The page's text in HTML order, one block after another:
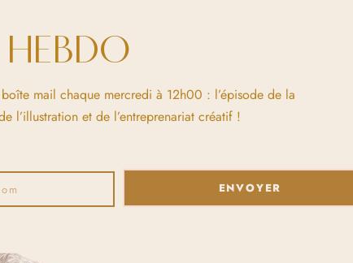
mail chaque mercredi à 12h00 : l’épisode de la
l’illustration et de l’entreprenariat créatif !
ENVOYER